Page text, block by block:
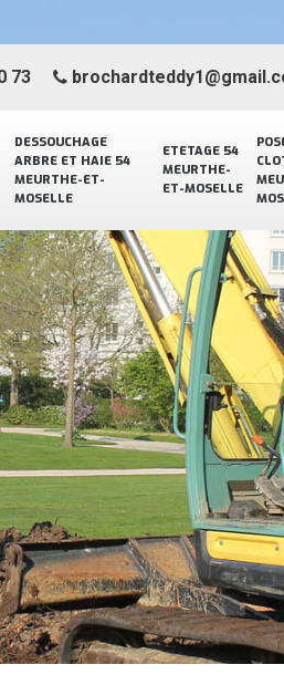
DESSOUCHAGE
ARBRE ET HAIE 54
MEURTHE-ET-
MOSELLE
ETETAGE 54
MEURTHE-
ET-MOSELLE
73